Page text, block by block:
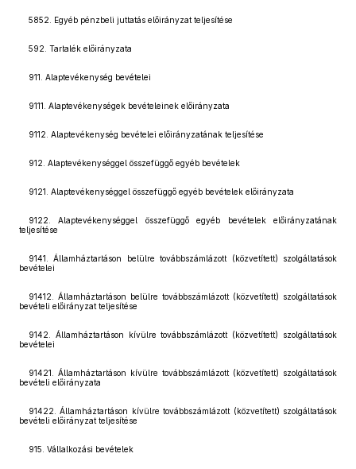
5852. Egyéb pénzbeli juttatás előirányzat teljesítése
592. Tartalék előirányzata
911. Alaptevékenység bevételei
9111. Alaptevékenységek bevételeinek előirányzata
9112. Alaptevékenység bevételei előirányzatának teljesítése
912. Alaptevékenységgel összefüggő egyéb bevételek
9121. Alaptevékenységgel összefüggő egyéb bevételek előirányzata
9122. Alaptevékenységgel összefüggő egyéb bevételek előirányzatának
teljesítése
9141. Államháztartáson belülre továbbszámlázott (közvetített) szolgáltatások
bevételei
91412. Államháztartáson belülre továbbszámlázott (közvetített) szolgáltatások
bevételi előirányzat teljesítése
9142. Államháztartáson kívülre továbbszámlázott (közvetített) szolgáltatások
bevételei
91421. Államháztartáson kívülre továbbszámlázott (közvetített) szolgáltatások
bevételi előirányzata
91422. Államháztartáson kívülre továbbszámlázott (közvetített) szolgáltatások
bevételi előirányzat teljesítése
915. Vállalkozási bevételek